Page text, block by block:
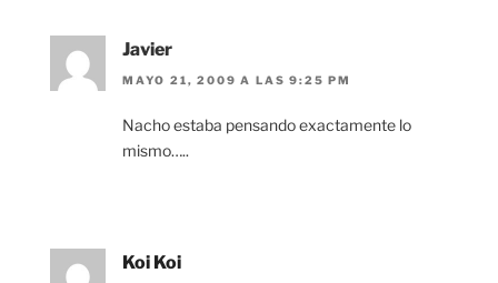
Javier
MAYO 21, 2009 A LAS 9:25 PM
Nacho estaba pensando exactamente lo
mismo…..
Koi Koi